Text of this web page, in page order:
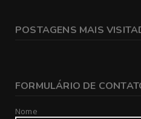
POSTAGENS MAIS
FORMULÁRIO DE
Nome